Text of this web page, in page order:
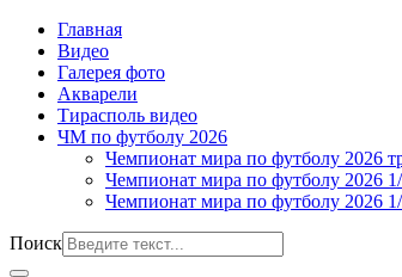
Главная
Видео
Галерея фото
Акварели
Тирасполь видео
ЧМ по футболу 2026
Чемпионат мира по футболу 2026
Чемпионат мира по футболу 2026
Чемпионат мира по футболу 2026
Поиск